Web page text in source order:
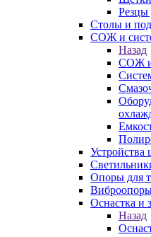
Резцы
Столы и
СОЖ и
Назад
СОЖ и
Опоры для
Оснастка и
Назад